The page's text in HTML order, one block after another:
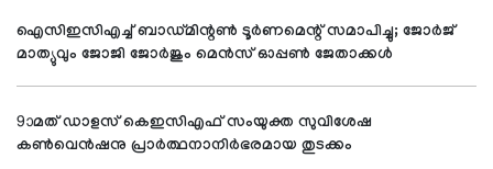
ഐസിഇസിഎച്ച് ബാഡ്മിന്റണ്‍ ടൂര്‍ണമെന്റ് സമാപിച്ചു; ജോര്‍ജ്
മാത്യുവും ജോജി ജോര്‍ജും മെന്‍സ് ഓപ്പണ്‍ ജേതാക്കള്‍
9ാമത് ഡാളസ് കെഇസിഎഫ് സംയുക്ത സുവിശേഷ
കണ്‍വെന്‍ഷനു പ്രാര്‍ത്ഥനാനിര്‍ഭരമായ തുടക്കം